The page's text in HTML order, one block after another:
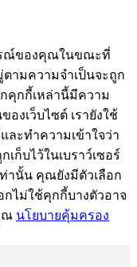
รณ์ของคุณในขณะที่
ามความจำเป็นจะถูก
กคุกกี้เหล่านี้มีความ
งเว็บไซต์ เรายังใช้
ละทำความเข้าใจว่า
ก็บไว้ในเบราว์เซอร์
านั้น คุณยังมีตัวเลือก
กไม่ใช้คุกกี้บางตัวอาจ
ณ นโยบายคุ้มครอง